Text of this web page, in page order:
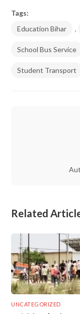
Tags:
Education Bihar
,
School Bus Service
Student Transport
Related
UNCATEGORIZED